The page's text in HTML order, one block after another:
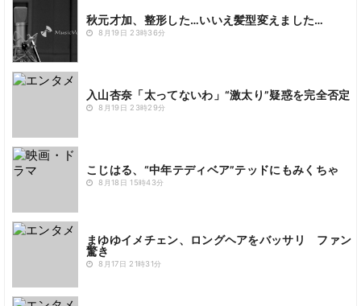
秋元才加、整形した…いいえ髪型変えました…
8月19日 23時36分
入山杏奈「太ってないわ」“激太り”疑惑を完全否定
8月19日 23時29分
こじはる、“中年テディベア”テッドにもみくちゃ
8月18日 15時43分
まゆゆイメチェン、ロングヘアをバッサリ ファン
驚き
8月17日 21時31分